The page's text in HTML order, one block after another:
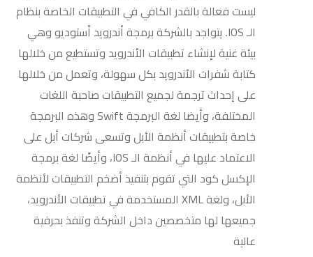
ليست فعالة بالقدر الكافي في التطبيقات الخاصة بنظام
الـ IOS. يتواجد بالشركة برمجة أندرويد أستوديو وهي
بيئة غنية لإنشاء تطبيقات الأندرويد وتستطيع من خلالها
كتابة شفرات الأندرويد بكل سهولة، وتعمل من خلالها
على إحداث ترجمة لجميع التطبيقات صاحبة اللغات
المختلفة، وأيضا لغة البرمجة Swift وهذه البرمجة
خاصة بتطبيقات أنظمة الأبل وتسعى شركات أبل على
الاعتماد عليها في أنظمة الـ IOS، وأيضًا لغة برمجة
الإكسل كود التي تقوم بتنفيذ أضخم التطبيقات لأنظمة
الأبل، ولغة XML المستخدمة في تطبيقات الأندرويد،
جميعها لها متخصصين داخل الشركة وتنفذ بحرفية
عالية